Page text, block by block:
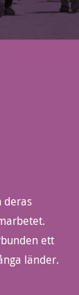
deras
ett
länder.